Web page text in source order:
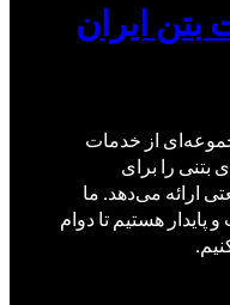
بتن ایران
از خدمات
بتنی را برای
ارائه می‌دهد. ما
پایدار هستیم تا دوام